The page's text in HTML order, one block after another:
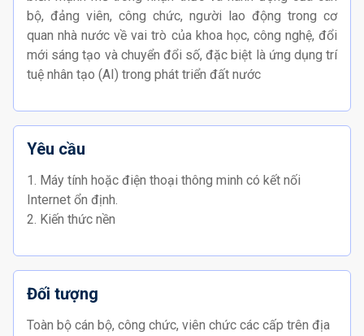
bộ, đảng viên, công chức, người lao động trong cơ
quan nhà nước về vai trò của khoa học, công nghệ, đổi
mới sáng tạo và chuyển đổi số, đặc biệt là ứng dụng trí
tuệ nhân tạo (AI) trong phát triển đất nước
Yêu cầu
1. Máy tính hoặc điện thoại thông minh có kết nối
Internet ổn định.
2. Kiến thức nền
Đối tượng
Toàn bộ cán bộ, công chức, viên chức các cấp trên địa